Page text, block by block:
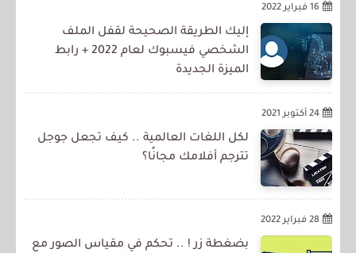
16 فبراير 2022
إليك الطريقة الصحيحة لقفل الملف
الشخصي فيسبوك لعام 2022 + رابط
الميزة الجديدة
24 أكتوبر 2021
لكل اللغات العالمية .. كيف تجعل جوجل
تترجم أفلامك مجانًا؟
28 فبراير 2022
بضغطة زر ! .. تحكم في مقياس الصور مع